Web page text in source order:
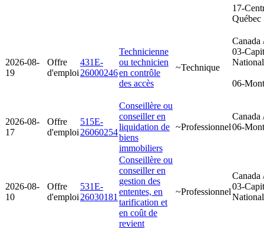
17-
Québec
2026-08-
19
Offre
d'emploi
431E-
26000246
Technicienne
ou technicien
en contrôle
des accès
~Technique
Canada
03-
06-
2026-08-
17
Offre
d'emploi
515E-
26060254
Conseillère ou
conseiller en
liquidation de
biens
immobiliers
~Professionnel
Canada
06-
2026-08-
10
Offre
d'emploi
531E-
26030181
Conseillère ou
conseiller en
gestion des
ententes, en
tarification et
en coût de
revient
~Professionnel
Canada
03-